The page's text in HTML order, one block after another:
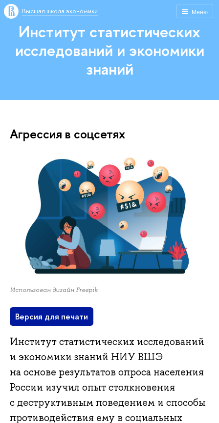
Меню
Высшая школа экономики
Институт статистических
исследований и экономики
знаний
Агрессия в соцсетях
Использован дизайн Freepik
Версия для печати
Институт статистических исследований
и экономики знаний НИУ ВШЭ
на основе результатов опроса населения
России изучил опыт столкновения
с деструктивным поведением и способы
противодействия ему в социальных